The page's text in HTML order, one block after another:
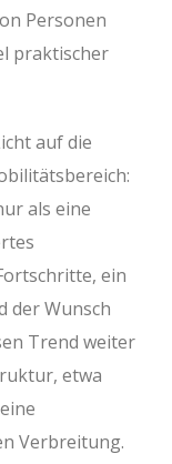
Personen
praktischer
auf die
als eine
ein
der Wunsch
Trend weiter
etwa
Verbreitung.